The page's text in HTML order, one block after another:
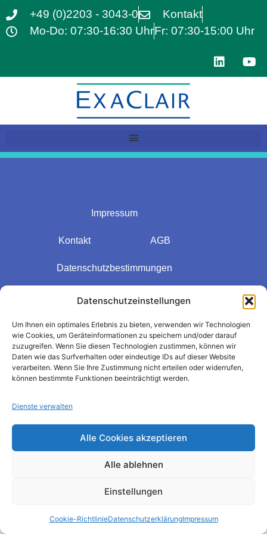
Datenschutzeinstellungen
Um Ihnen ein optimales Erlebnis zu bieten, verwenden wir Technologien
wie Cookies, um Geräteinformationen zu speichern und/oder darauf
zuzugreifen. Wenn Sie diesen Technologien zustimmen, können wir
Daten wie das Surfverhalten oder eindeutige IDs auf dieser Website
verarbeiten. Wenn Sie Ihre Zustimmung nicht erteilen oder widerrufen,
können bestimmte Funktionen beeinträchtigt werden.
Dienste verwalten
Alle Cookies akzeptieren
Alle ablehnen
Einstellungen
Cookie-RichtlinieDatenschutzerklärungImpressum
+49 (0)2203 - 3043-0
Kontakt
Mo-Do: 07:30-16:30 UhrFr: 07:30-15:00 Uhr
Impressum
Kontakt AGB
Datenschutzbestimmungen
Widerrufsrecht